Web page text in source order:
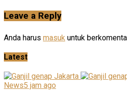
Leave a Reply
Anda harus masuk untuk
Latest
News5 jam ago